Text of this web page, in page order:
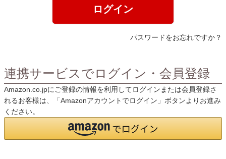
ログイン
パスワードをお忘れですか？
連携サービスでログイン・会員登録
Amazon.co.jpにご登録の情報を利用してログインまたは会員登録さ
れるお客様は、「Amazonアカウントでログイン」ボタンよりお進み
ください。